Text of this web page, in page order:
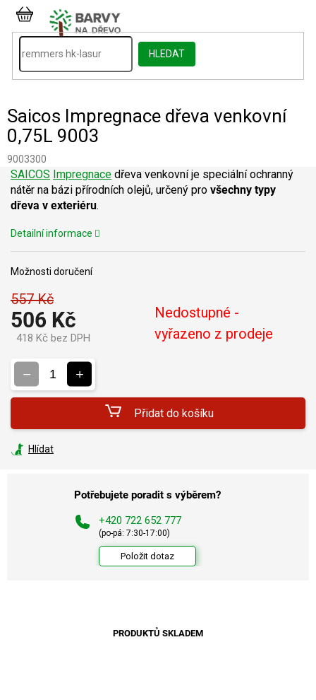
Přejít
obsah
HLEDAT
NÁKUPNÍ
KOŠÍK
Saicos Impregnace dřeva venkovní
0,75L 9003
9003300
557 Kč
506 Kč
418 Kč bez DPH
Nedostupné -
vyřazeno z prodeje
Možnosti doručení
Přidat do košíku
SAICOS Impregnace dřeva venkovní je speciální ochranný
nátěr na bázi přírodních olejů, určený pro všechny typy
dřeva v exteriéru.
Detailní informace
Hlídat
Potřebujete poradit s výběrem?
+420 722 652 777
(po-pá: 7:30-17:00)
Položit dotaz
PRODUKTŮ SKLADEM